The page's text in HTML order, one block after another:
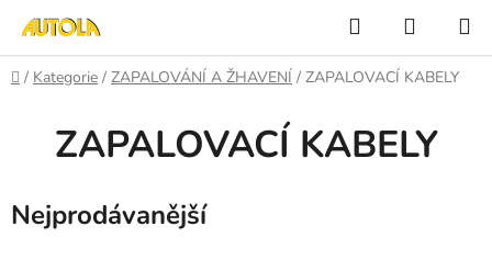
obsah
Hledat
KOŠÍK
Domů
/ Kategorie / ZAPALOVÁNÍ A ŽHAVENÍ / ZAPALOVACÍ KABELY
ZAPALOVACÍ KABELY
Nejprodávanější